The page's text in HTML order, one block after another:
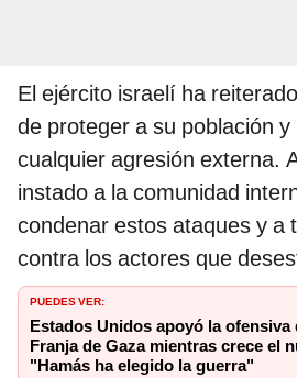
El ejército israelí ha
de proteger a su población
cualquier agresión externa.
instado a la comunidad
condenar estos ataques y a
contra los actores que
PUEDES VER:
Estados Unidos apoyó la ofensiva
Franja de Gaza mientras crece el
"Hamás ha elegido la guerra"